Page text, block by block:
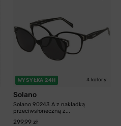
WYSYŁKA 24H 4 kolory
Solano
Solano 90243 A z nakładką
przeciwsłoneczną z...
299,99 zł